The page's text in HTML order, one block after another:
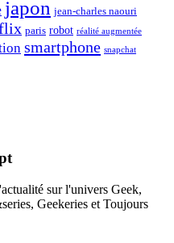
japon jean-charles naouri
paris robot réalité augmentée
smartphone snapchat
sur l'univers Geek,
Geekeries et Toujours